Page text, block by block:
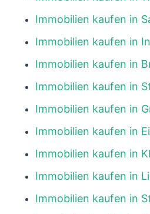
Immobilien kaufen in
Immobilien kaufen in
Immobilien kaufen in
Immobilien kaufen in
Immobilien kaufen in
Immobilien kaufen in
Immobilien kaufen in
Immobilien kaufen in
Immobilien kaufen in